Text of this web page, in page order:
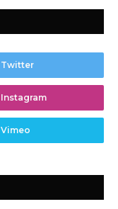
Twitter
Instagram
Vimeo